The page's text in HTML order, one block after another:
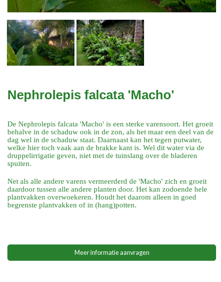
Nephrolepis falcata 'Macho'
De Nephrolepis falcata 'Macho' is een sterke varensoort. Het groeit
behalve in de schaduw ook in de zon, als het maar een deel van de
dag wel in de schaduw staat. Daarnaast kan het tegen putwater,
welke hier toch vaak aan de brakke kant is. Wel dit water via de
druppelirrigatie geven, niet met de tuinslang over de bladeren
spuiten.
Net als alle andere varens vermeerderd de 'Macho' zich en groeit
daardoor tussen alle andere planten door. Het kan zodoende hele
plantvakken overwoekeren. Houdt het daarom alleen in goed
begrenste plantvakken of in (hang)potten.
Meer informatie aanvragen